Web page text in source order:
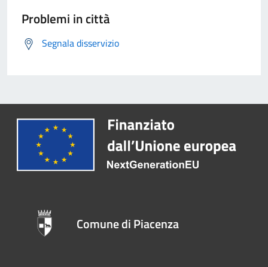
Problemi in città
Segnala disservizio
Comune di Piacenza